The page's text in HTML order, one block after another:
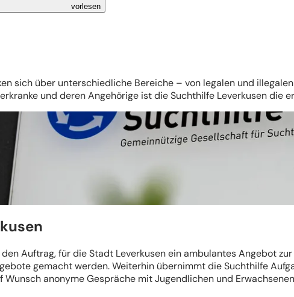
vorlesen
sich über unterschiedliche Bereiche – von legalen und
und deren Angehörige ist die Suchthilfe Leverkusen die
Auftrag, für die Stadt Leverkusen ein ambulantes Angebot
gemacht werden. Weiterhin übernimmt die Suchthilfe
anonyme Gespräche mit Jugendlichen und